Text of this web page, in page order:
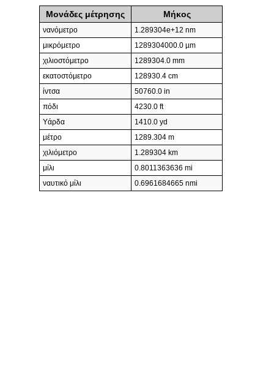
Μονάδες μέτρησης Μήκος
νανόμετρο
1.289304e+12 nm
μικρόμετρο
1289304000.0 µm
χιλιοστόμετρο
1289304.0 mm
εκατοστόμετρο
128930.4 cm
ίντσα
50760.0 in
πόδι
4230.0 ft
Υάρδα
1410.0 yd
μέτρο
1289.304 m
χιλιόμετρο
1.289304 km
μίλι
0.8011363636 mi
ναυτικό μίλι
0.6961684665 nmi